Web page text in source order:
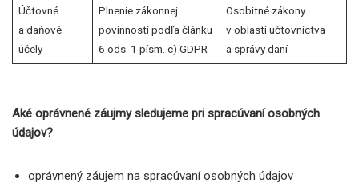
Účtovné
a daňové
účely
Plnenie zákonnej
povinnosti podľa článku
6 ods. 1 písm. c) GDPR
Osobitné zákony
v oblasti účtovníctva
a správy daní
Aké oprávnené záujmy sledujeme pri spracúvaní osobných
údajov?
oprávnený záujem na spracúvaní osobných údajov